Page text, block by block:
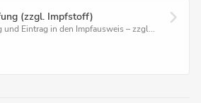
(zzgl. Impfstoff)
Eintrag in den Impfausweis – zzgl...